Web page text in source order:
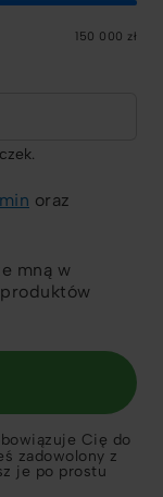
150 000 zł
oraz
mną w
Cię do
zadowolony z
je po prostu